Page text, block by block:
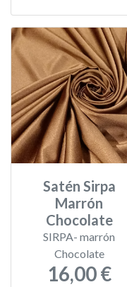
Satén Sirpa
Marrón
Chocolate
SIRPA- marrón
Chocolate
16,00 €